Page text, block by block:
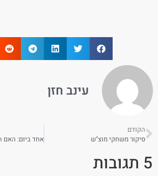
עינב חזן
הקודם
סיקור משחקי מוצ"ש
5 תגובות